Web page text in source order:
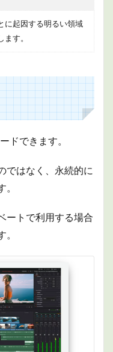
に起因する明るい領域
す。
ドできます。
ではなく、永続的に
。
ートで利用する場合
。